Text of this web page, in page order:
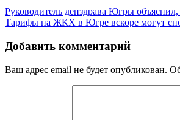
Руководитель депздрава Югры
Тарифы на ЖКХ в Югре вскоре могут
Добавить комментарий
Ваш адрес email не будет опубликован.